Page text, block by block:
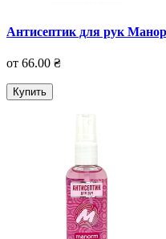
Антисептик для рук
от 66.00 ₴
Купить